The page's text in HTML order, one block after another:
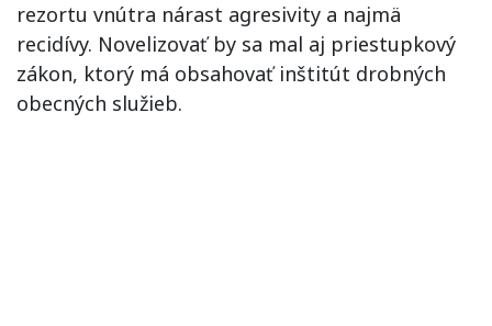
rezortu vnútra nárast agresivity a najmä
recidívy. Novelizovať by sa mal aj priestupkový
zákon, ktorý má obsahovať inštitút drobných
obecných služieb.